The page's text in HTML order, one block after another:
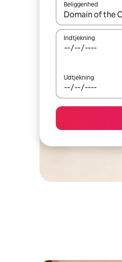
Beliggenhed
Når resultaterne
Indtjekning
Udtjekning